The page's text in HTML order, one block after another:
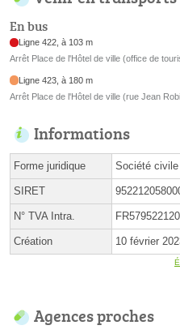
En bus
Ligne 422, à 103 m
Arrêt Place de l'Hôtel de ville (office de
Ligne 423, à 180 m
Arrêt Place de l'Hôtel de ville (rue Jean
Informations
Forme juridique Société
SIRET
N° TVA Intra.
Création 10 février
Agences proches